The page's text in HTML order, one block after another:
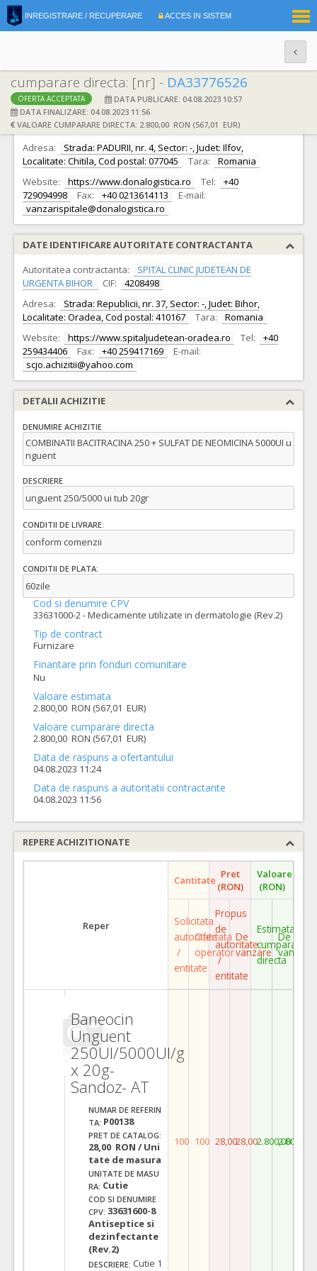
INREGISTRARE / RECUPERARE ACCES IN SISTEM
cumparare directa: [nr] - DA33776526
OFERTA ACCEPTATA
DATA PUBLICARE: 04.08.2023 10:57
DATA FINALIZARE: 04.08.2023 11:56
VALOARE CUMPARARE DIRECTA: 2.800,00 RON (567,01 EUR)
DATE IDENTIFICARE OFERTANT
Ofertant: S.C. DONA. LOGISTICA S.A. CIF: 33358111
Adresa:
Strada: PADURII, nr. 4, Sector: -, Judet: Ilfov,
Localitate: Chitila, Cod postal: 077045
Tara:
Romania
Website:
https://www.donalogistica.ro Tel:
+40
729094998
Fax: +40 0213614113
E-mail:
vanzarispitale@donalogistica.ro
DATE IDENTIFICARE AUTORITATE CONTRACTANTA
Autoritatea contractanta:
SPITAL CLINIC JUDETEAN DE
URGENTA BIHOR
CIF:
4208498
Adresa:
Strada: Republicii, nr. 37, Sector: -, Judet: Bihor,
Localitate: Oradea, Cod postal: 410167
Tara:
Romania
Website:
https://www.spitaljudetean-oradea.ro Tel:
+40
259434406
Fax: +40 259417169
E-mail:
scjo.achizitii@yahoo.com
DETALII ACHIZITIE
DENUMIRE ACHIZITIE
COMBINATII BACITRACINA 250 + SULFAT DE NEOMICINA 5000UI u
nguent
DESCRIERE
unguent 250/5000 ui tub 20gr
CONDITII DE LIVRARE:
conform comenzii
CONDITII DE PLATA:
60zile
Cod si denumire CPV
33631000-2 - Medicamente utilizate in dermatologie (Rev.2)
Tip de contract
Furnizare
Finantare prin fonduri comunitare
Nu
Valoare estimata
2.800,00 RON (567,01 EUR)
Valoare cumparare directa
2.800,00 RON (567,01 EUR)
Data de raspuns a ofertantului
04.08.2023 11:24
Data de raspuns a autoritatii contractante
04.08.2023 11:56
REPERE ACHIZITIONATE
Reper
Cantitate Pret
(RON)
Valoare
(RON)
Solicitata
autoritate
/
entitate
Ofertata
operator
Propus
de
autoritate
/
entitate
De
vanzare
Estimata
cumparare
directa
De
vanzare
Baneocin
Unguent
250UI/5000UI/g
x 20g-
Sandoz- AT
NUMAR DE REFERIN
TA: P00138
PRET DE CATALOG:
28,00 RON / Uni
tate de masura
UNITATE DE MASU
RA: Cutie
COD SI DENUMIRE
CPV: 33631600-8
Antiseptice si
dezinfectante
(Rev.2)
DESCRIERE: Cutie 1
100 100 28,0028,002.800,002.800,00